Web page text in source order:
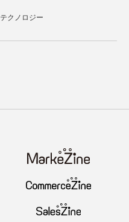
テクノロジー